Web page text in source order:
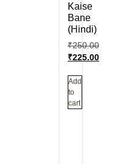
Kaise
Bane
(Hindi)
₹250.00
₹225.00
Add
to
cart